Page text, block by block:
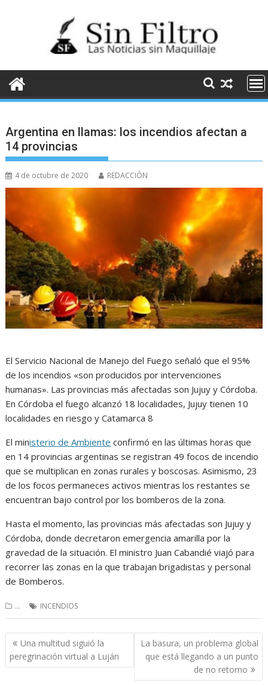
Argentina en llamas: los incendios afectan a
14 provincias
4 de octubre de 2020 REDACCIÓN
El Servicio Nacional de Manejo del Fuego señaló que el 95%
de los incendios «son producidos por intervenciones
humanas». Las provincias más afectadas son Jujuy y Córdoba.
En Córdoba el fuego alcanzó 18 localidades, Jujuy tienen 10
localidades en riesgo y Catamarca 8
El ministerio de Ambiente confirmó en las últimas horas que
en 14 provincias argentinas se registran 49 focos de incendio
que se multiplican en zonas rurales y boscosas. Asimismo, 23
de los focos permaneces activos mientras los restantes se
encuentran bajo control por los bomberos de la zona.
Hasta el momento, las provincias más afectadas son Jujuy y
Córdoba, donde decretaron emergencia amarilla por la
gravedad de la situación. El ministro Juan Cabandié viajó para
recorrer las zonas en la que trabajan brigadistas y personal
de Bomberos.
... INCENDIOS
Navegación
de
entradas
Una multitud siguió la
peregrinación virtual a Luján
La basura, un problema global
que está llegando a un punto
de no retorno